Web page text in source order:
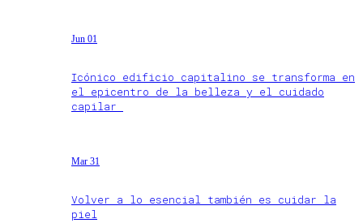
Jun 01
Icónico edificio capitalino se transforma en
el epicentro de la belleza y el cuidado
capilar
Mar 31
Volver a lo esencial también es cuidar la
piel